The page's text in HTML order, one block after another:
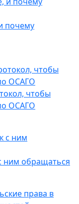
почему
чтобы
ОСАГО
ним обращаться